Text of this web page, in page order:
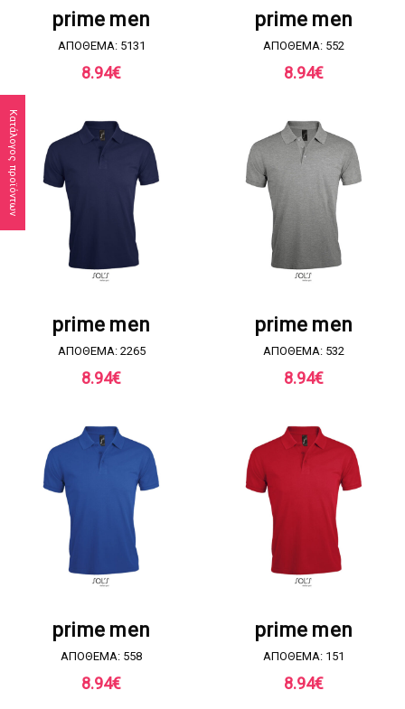
Κατάλογος προϊόντων
prime men
ΑΠΟΘΕΜΑ: 5131
8.94€
prime men
ΑΠΟΘΕΜΑ: 552
8.94€
prime men
ΑΠΟΘΕΜΑ: 2265
8.94€
prime men
ΑΠΟΘΕΜΑ: 532
8.94€
prime men
ΑΠΟΘΕΜΑ: 558
8.94€
prime men
ΑΠΟΘΕΜΑ: 151
8.94€